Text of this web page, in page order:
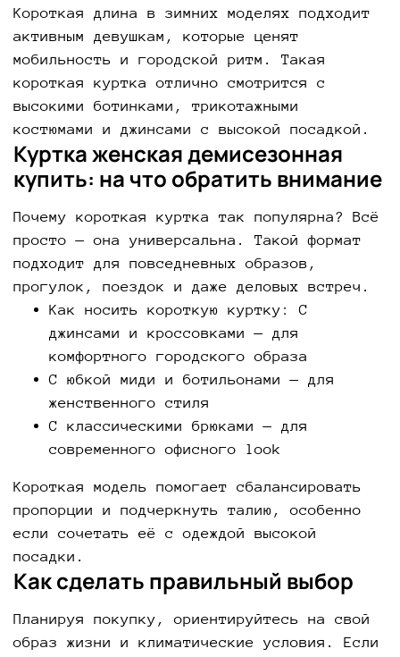
Короткая длина в зимних моделях подходит
активным девушкам, которые ценят
мобильность и городской ритм. Такая
короткая куртка отлично смотрится с
высокими ботинками, трикотажными
костюмами и джинсами с высокой посадкой.
Куртка женская демисезонная
купить: на что обратить внимание
Почему короткая куртка так популярна? Всё
просто — она универсальна. Такой формат
подходит для повседневных образов,
прогулок, поездок и даже деловых встреч.
Как носить короткую куртку: С
джинсами и кроссовками — для
комфортного городского образа
С юбкой миди и ботильонами — для
женственного стиля
С классическими брюками — для
современного офисного look
Короткая модель помогает сбалансировать
пропорции и подчеркнуть талию, особенно
если сочетать её с одеждой высокой
посадки.
Как сделать правильный выбор
Планируя покупку, ориентируйтесь на свой
образ жизни и климатические условия. Если